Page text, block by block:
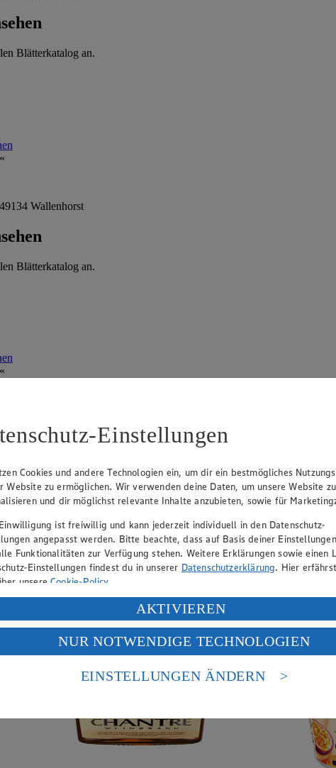
Blätterkatalog an.
Wallenhorst
Blätterkatalog an.
Wallenhorst
(Insgesamt
140g
Angebot:Chantré
Gültig ab 06.08.2026
5.77 -35%
Rabattierter Preis von 5.77€ (Insgesamt
-35% Rabatt)
versch. Sorten, 0,7l Flasche, (1l = 8,24)
Gültig ab
0.49
versch.
Becher
= 3,27)
Einstellungen
Cookies und andere Technologien ein, um dir ein bestmögliches
Website zu ermöglichen. Wir verwenden deine Daten, um unsere Website zu
und dir möglichst relevante Inhalte anzubieten, sowie für
ist freiwillig und kann jederzeit individuell in den Datenschutz-
angepasst werden. Bitte beachte, dass auf Basis deiner
Funktionalitäten zur Verfügung stehen. Weitere Erklärungen sowie einen
Einstellungen findest du in unserer Datenschutzerklärung. Hier
unsereCookie-Policy.
deiner personenbezogenen Daten in den USA durch Facebook und
du auf „Aktivieren“ klickst, willigst du im Sinne des Art. 49 Abs. 1 Satz 1 lit.
deine Daten in den USA verarbeitet werden. Der EuGH sieht die USA als
nach europäischen Standards nicht angemessenen Datenschutzniveau an. Es
eines Zugriffs durch US-amerikanische Behörden.
AKTIVIEREN
NUR NOTWENDIGE TECHNOLOGIEN
EINSTELLUNGEN ÄNDERN